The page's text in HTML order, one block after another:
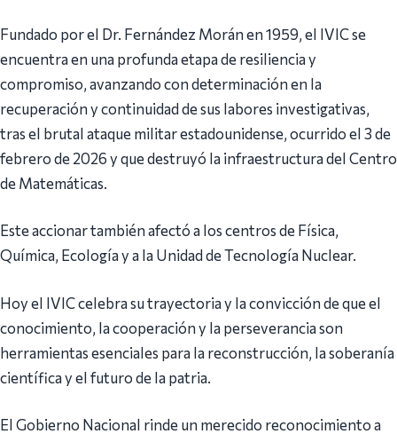
Fundado por el Dr. Fernández Morán en 1959, el IVIC se
encuentra en una profunda etapa de resiliencia y
compromiso, avanzando con determinación en la
recuperación y continuidad de sus labores investigativas,
tras el brutal ataque militar estadounidense, ocurrido el 3 de
febrero de 2026 y que destruyó la infraestructura del Centro
de Matemáticas.
Este accionar también afectó a los centros de Física,
Química, Ecología y a la Unidad de Tecnología Nuclear.
Hoy el IVIC celebra su trayectoria y la convicción de que el
conocimiento, la cooperación y la perseverancia son
herramientas esenciales para la reconstrucción, la soberanía
científica y el futuro de la patria.
El Gobierno Nacional rinde un merecido reconocimiento a